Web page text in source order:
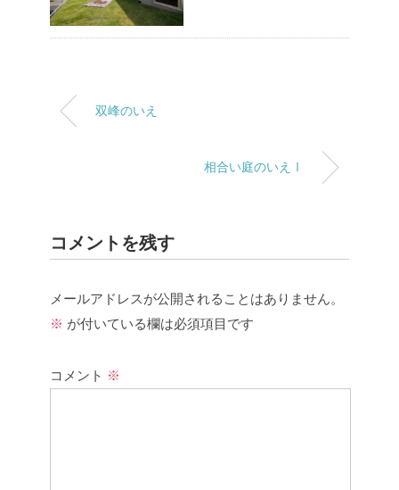
双峰のいえ
相合い庭のいえⅠ
コメントを残す
メールアドレスが公開されることはありません。
※ が付いている欄は必須項目です
コメント ※